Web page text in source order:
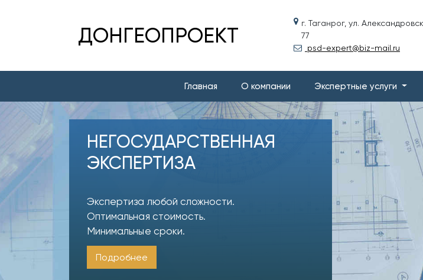
ДОНГЕОПРОЕКТ
г. Таганрог, ул.
77
psd-expert@biz-mail.ru
Главная О компании Экспертные услуги
НЕГОСУДАРСТВЕННАЯ
ЭКСПЕРТИЗА
Экспертиза любой сложности.
Оптимальная стоимость.
Минимальные сроки.
Подробнее